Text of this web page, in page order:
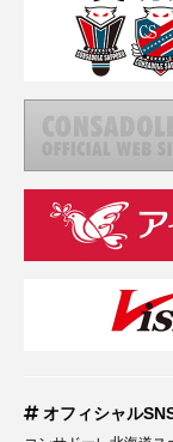
カーリング
月下美人
賛助会員
オフィシャル